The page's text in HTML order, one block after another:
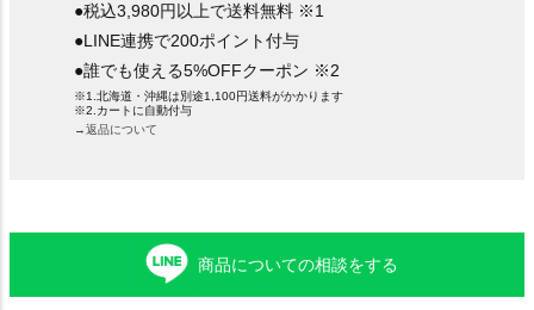
●税込3,980円以上で送料無料 ※1
●LINE連携で200ポイント付与
●誰でも使える5%OFFクーポン ※2
※1.北海道・沖縄は別途1,100円送料がかかります
※2.カートに自動付与
→返品について
商品についての相談をする